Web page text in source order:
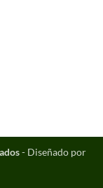
- Diseñado por